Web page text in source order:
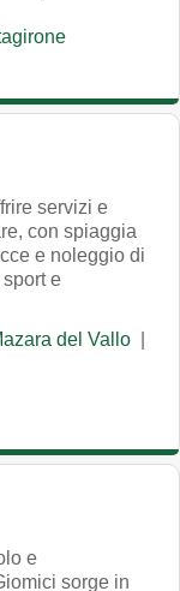
servizi e
con spiaggia
e noleggio di
e
del Vallo
e
sorge in